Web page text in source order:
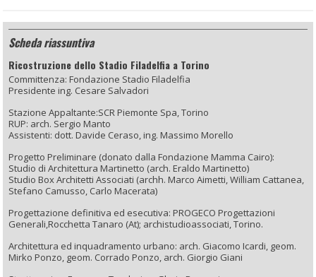
Scheda riassuntiva
Ricostruzione dello Stadio Filadelfia a Torino
Committenza: Fondazione Stadio Filadelfia
Presidente ing. Cesare Salvadori
Stazione Appaltante:SCR Piemonte Spa, Torino
RUP: arch. Sergio Manto
Assistenti: dott. Davide Ceraso, ing. Massimo Morello
Progetto Preliminare (donato dalla Fondazione Mamma Cairo):
Studio di Architettura Martinetto (arch. Eraldo Martinetto)
Studio Box Architetti Associati (archh. Marco Aimetti, William Cattanea,
Stefano Camusso, Carlo Macerata)
Progettazione definitiva ed esecutiva: PROGECO Progettazioni
Generali,Rocchetta Tanaro (At); archistudioassociati, Torino.
Architettura ed inquadramento urbano: arch. Giacomo Icardi, geom.
Mirko Ponzo, geom. Corrado Ponzo, arch. Giorgio Giani